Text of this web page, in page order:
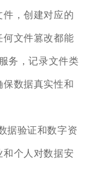
件，创建对应的
何文件篡改都能
务，记录文件类
数据真实性和
据验证和数字资
和个人对数据安